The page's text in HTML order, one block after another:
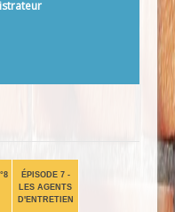
13h20 à 15h30
ÉPISODE 7 -
LES AGENTS
D'ENTRETIEN